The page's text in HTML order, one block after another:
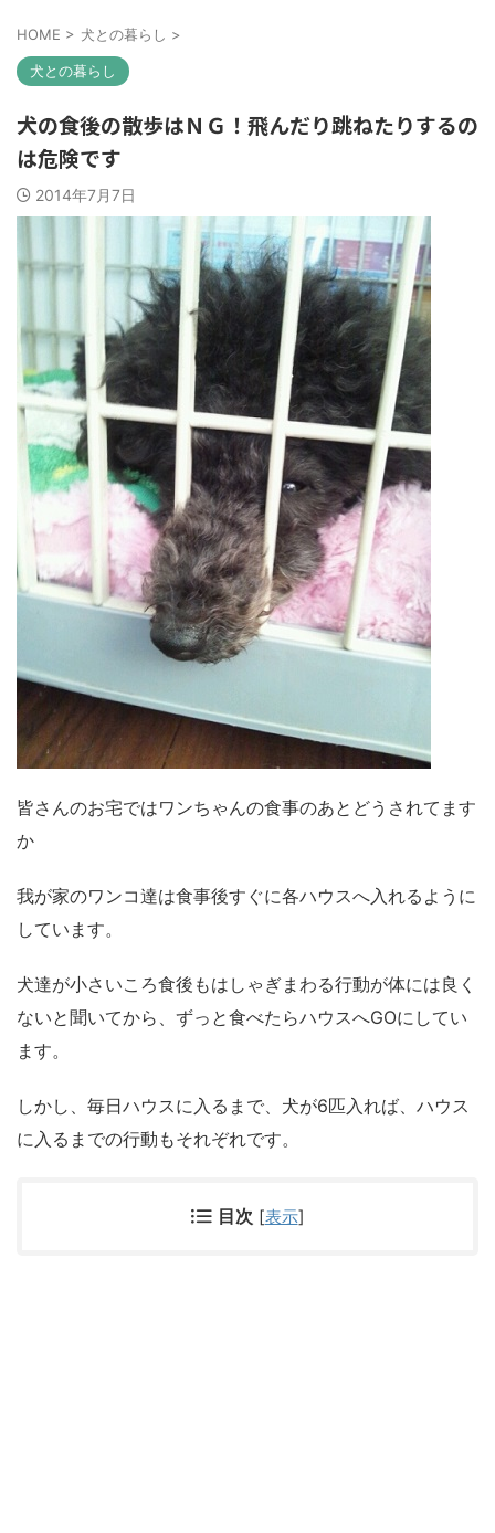
HOME > 犬との暮らし >
犬との暮らし
犬の食後の散歩はＮＧ！飛んだり跳ねたりするの
は危険です
2014年7月7日
皆さんのお宅ではワンちゃんの食事のあとどうされてます
か
我が家のワンコ達は食事後すぐに各ハウスへ入れるように
しています。
犬達が小さいころ食後もはしゃぎまわる行動が体には良く
ないと聞いてから、ずっと食べたらハウスへGOにしてい
ます。
しかし、毎日ハウスに入るまで、犬が6匹入れば、ハウス
に入るまでの行動もそれぞれです。
目次 [表示]